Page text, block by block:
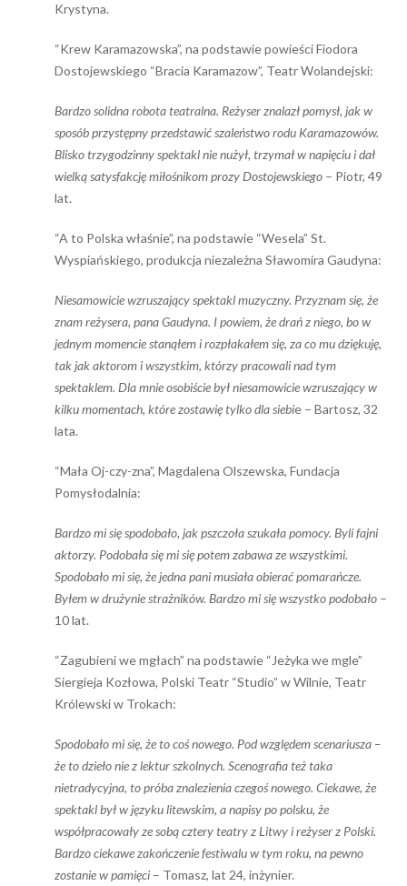
Krystyna.
“Krew Karamazowska”, na podstawie powieści Fiodora
Dostojewskiego “Bracia Karamazow”, Teatr Wolandejski:
Bardzo solidna robota teatralna. Reżyser znalazł pomysł, jak w
sposób przystępny przedstawić szaleństwo rodu Karamazowów.
Blisko trzygodzinny spektakl nie nużył, trzymał w napięciu i dał
wielką satysfakcję miłośnikom prozy Dostojewskiego – Piotr, 49
lat.
“A to Polska właśnie”, na podstawie “Wesela” St.
Wyspiańskiego, produkcja niezależna Sławomira Gaudyna:
Niesamowicie wzruszający spektakl muzyczny. Przyznam się, że
znam reżysera, pana Gaudyna. I powiem, że drań z niego, bo w
jednym momencie stanąłem i rozpłakałem się, za co mu dziękuję,
tak jak aktorom i wszystkim, którzy pracowali nad tym
spektaklem. Dla mnie osobiście był niesamowicie wzruszający w
kilku momentach, które zostawię tylko dla siebie – Bartosz, 32
lata.
“Mała Oj-czy-zna”, Magdalena Olszewska, Fundacja
Pomysłodalnia:
Bardzo mi się spodobało, jak pszczoła szukała pomocy. Byli fajni
aktorzy. Podobała się mi się potem zabawa ze wszystkimi.
Spodobało mi się, że jedna pani musiała obierać pomarańcze.
Byłem w drużynie strażników. Bardzo mi się wszystko podobało –
10 lat.
“Zagubieni we mgłach” na podstawie “Jeżyka we mgle”
Siergieja Kozłowa, Polski Teatr “Studio” w Wilnie, Teatr
Królewski w Trokach:
Spodobało mi się, że to coś nowego. Pod względem scenariusza –
że to dzieło nie z lektur szkolnych. Scenografia też taka
nietradycyjna, to próba znalezienia czegoś nowego. Ciekawe, że
spektakl był w języku litewskim, a napisy po polsku, że
współpracowały ze sobą cztery teatry z Litwy i reżyser z Polski.
Bardzo ciekawe zakończenie festiwalu w tym roku, na pewno
zostanie w pamięci – Tomasz, lat 24, inżynier.